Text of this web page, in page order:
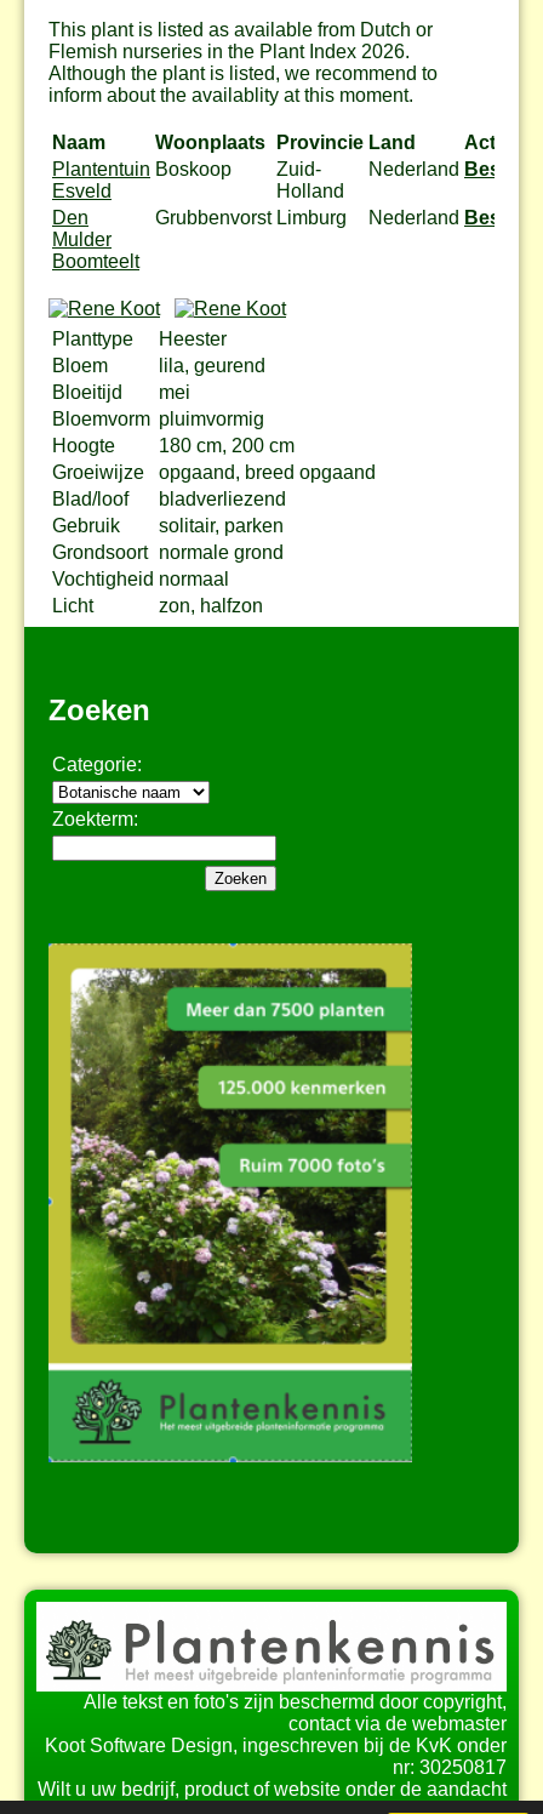
This plant is listed as available from Dutch or
Flemish nurseries in the Plant Index 2026.
Although the plant is listed, we recommend to
inform about the availablity at this moment.
Naam Woonplaats Provincie Land
Actie
Plantentuin
Esveld
Boskoop
Zuid-
Holland
Nederland Bestel
Den
Mulder
Boomteelt
Grubbenvorst Limburg Nederland Bestel
Planttype
Heester
Bloem
lila, geurend
Bloeitijd
mei
Bloemvorm pluimvormig
Hoogte
180 cm, 200 cm
Groeiwijze
opgaand, breed opgaand
Blad/loof
bladverliezend
Gebruik
solitair, parken
Grondsoort normale grond
Vochtigheid normaal
Licht
zon, halfzon
Zoeken
Categorie:
Zoekterm:
Alle tekst en foto's zijn beschermd door copyright,
contact via de webmaster
Koot Software Design, ingeschreven bij de KvK onder
nr: 30250817
Wilt u uw bedrijf, product of website onder de aandacht